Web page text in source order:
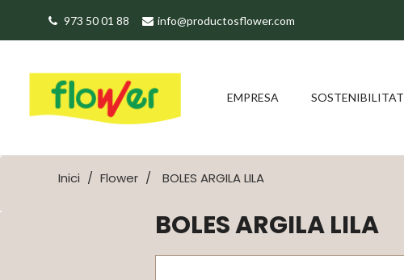
973 50 01 88 info@productosflower.com
EMPRESA SOSTENIBILITAT
Inici Flower BOLES ARGILA LILA
BOLES ARGILA LILA